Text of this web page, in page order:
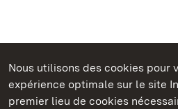
Nous utilisons des cookies pour
expérience optimale sur le site
premier lieu de cookies
Châteaux et jardins publics du